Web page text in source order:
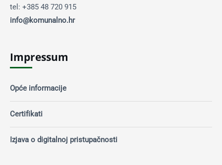
tel: +385 48 720 915
info@komunalno.hr
Impressum
Opće informacije
Certifikati
Izjava o digitalnoj pristupačnosti